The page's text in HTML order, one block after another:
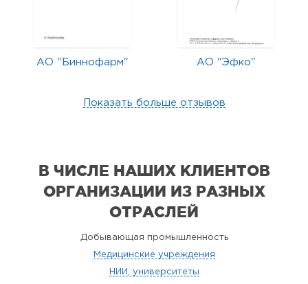
АО "Биннофарм" АО "Эфко"
Показать больше отзывов
В ЧИСЛЕ НАШИХ КЛИЕНТОВ
ОРГАНИЗАЦИИ ИЗ РАЗНЫХ
ОТРАСЛЕЙ
Добывающая промышленность
Медицинские учреждения
НИИ, университеты